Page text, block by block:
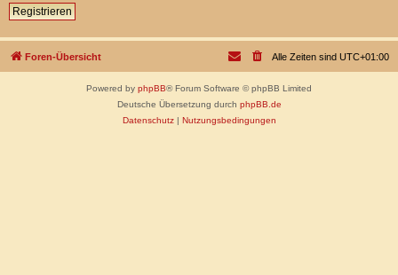
Registrieren
Foren-Übersicht Alle Zeiten sind UTC+01:00
Powered by phpBB® Forum Software © phpBB Limited
Deutsche Übersetzung durch phpBB.de
Datenschutz| Nutzungsbedingungen